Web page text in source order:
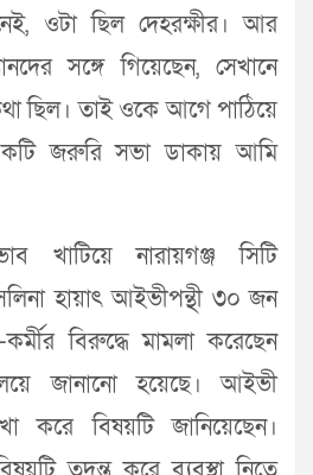
ওটা ছিল দেহরক্ষীর। আর
সঙ্গে গিয়েছেন, সেখানে
ছিল। তাই ওকে আগে পাঠিয়ে
জরুরি সভা ডাকায় আমি
খাটিয়ে নারায়গঞ্জ সিটি
হায়াৎ আইভীপন্থী ৩০ জন
বিরুদ্ধে মামলা করেছেন
জানানো হয়েছে। আইভী
দেখা করে বিষয়টি জানিয়েছেন।